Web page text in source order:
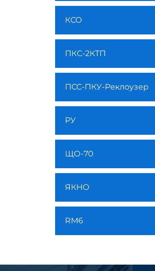
КСО
ПКС-2КТП
ПСС-ПКУ-Реклоузер
РУ
ЩО-70
ЯКНО
RM6